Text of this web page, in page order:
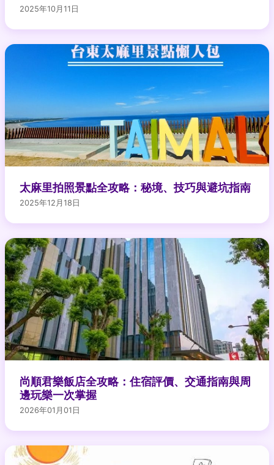
2025年10月11日
太麻里拍照景點全攻略：秘境、技巧與避坑指南
2025年12月18日
尚順君樂飯店全攻略：住宿評價、交通指南與周
邊玩樂一次掌握
2026年01月01日